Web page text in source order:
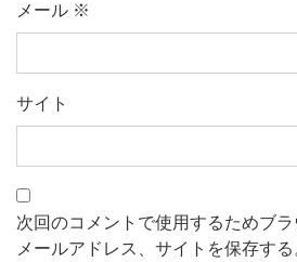
メール ※
サイト
次回のコメントで使用するためブラ
メールアドレス、サイトを保存する